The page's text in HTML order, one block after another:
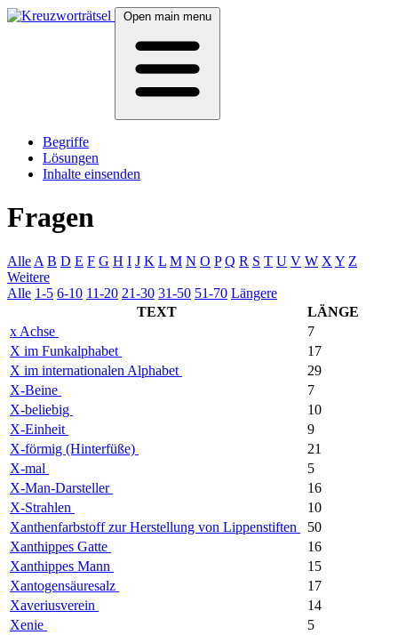
Open main menu
Begriffe
Lösungen
Inhalte einsenden
Fragen
Alle A B D E F G H I J K L M N O P Q R S T U V W X Y Z
Weitere
Alle 1-5 6-10 11-20 21-30 31-50 51-70 Längere
TEXT
LÄNGE
x Achse
7
X im Funkalphabet
17
X im internationalen Alphabet
29
X-Beine
7
X-beliebig
10
X-Einheit
9
X-förmig (Hinterfüße)
21
X-mal
5
X-Man-Darsteller
16
X-Strahlen
10
Xanthenfarbstoff zur Herstellung von Lippenstiften
50
Xanthippes Gatte
16
Xanthippes Mann
15
Xantogensäuresalz
17
Xaveriusverein
14
Xenie
5